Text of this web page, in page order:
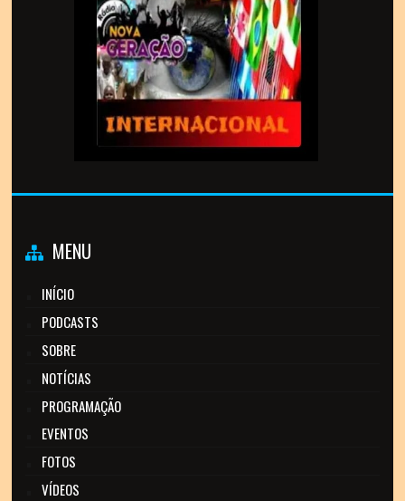
MENU
INÍCIO
PODCASTS
SOBRE
NOTÍCIAS
PROGRAMAÇÃO
EVENTOS
FOTOS
VÍDEOS